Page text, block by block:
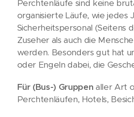
Perchtenläufe sind keine
organisierte Läufe, wie jedes
Sicherheitspersonal
Zuseher als auch die
werden. Besonders gut hat
oder Engeln dabei, die
Für (Bus-) Gruppen aller Art
Perchtenläufen, Hotels,